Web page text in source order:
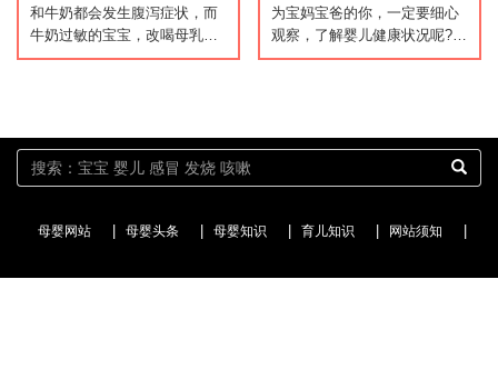
和牛奶都会发生腹泻症状，而
牛奶过敏的宝宝，改喝母乳
后，症状可很快得到改善...
为宝妈宝爸的你，一定要细心
观察，了解婴儿健康状况呢?一
个简单又容易方法，看下你的
母婴网站 | 母婴头条 | 母婴知识 | 育儿知识 | 网站须知 |